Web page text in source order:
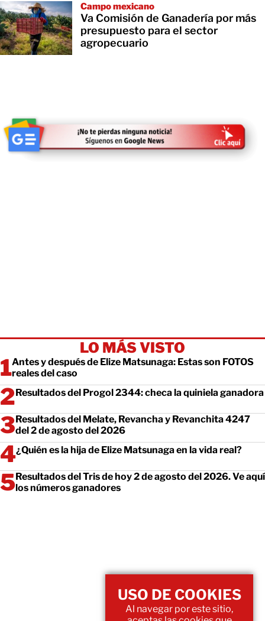
Campo mexicano
Va Comisión de Ganadería por más
presupuesto para el sector
agropecuario
LO MÁS VISTO
Antes y después de Elize Matsunaga: Estas son FOTOS
reales del caso
Resultados del Progol 2344: checa la quiniela ganadora
Resultados del Melate, Revancha y Revanchita 4247
del 2 de agosto del 2026
¿Quién es la hija de Elize Matsunaga en la vida real?
Resultados del Tris de hoy 2 de agosto del 2026. Ve aquí
los números ganadores
USO DE COOKIES
Al navegar por este sitio,